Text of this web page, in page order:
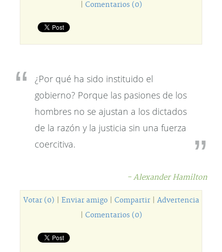
Comentarios (0)
¿Por qué ha sido instituido el
gobierno? Porque las pasiones de los
hombres no se ajustan a los dictados
de la razón y la justicia sin una fuerza
coercitiva.
- Alexander Hamilton
Votar (0) Enviar amigo| Compartir| Advertencia
Comentarios (0)